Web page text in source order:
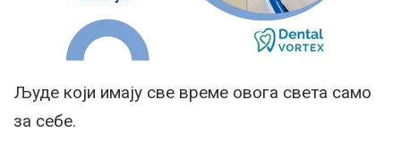
Људе који имају све време овога света само
за себе.